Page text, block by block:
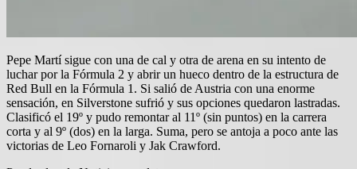
Pepe Martí sigue con una de cal y otra de arena en su intento de
luchar por la Fórmula 2 y abrir un hueco dentro de la estructura de
Red Bull en la Fórmula 1. Si salió de Austria con una enorme
sensación, en Silverstone sufrió y sus opciones quedaron lastradas.
Clasificó el 19º y pudo remontar al 11º (sin puntos) en la carrera
corta y al 9º (dos) en la larga. Suma, pero se antoja a poco ante las
victorias de Leo Fornaroli y Jak Crawford.